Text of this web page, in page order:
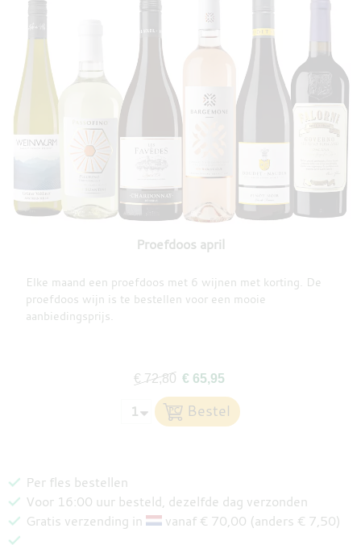
Proefdoos april
Elke maand een proefdoos met 6 wijnen met korting. De
proefdoos wijn is te bestellen voor een mooie
aanbiedingsprijs.
€ 72,80 € 65,95
Per fles bestellen
Voor 16:00 uur besteld, dezelfde dag verzonden
Gratis verzending in
vanaf € 70,00 (anders € 7,50)